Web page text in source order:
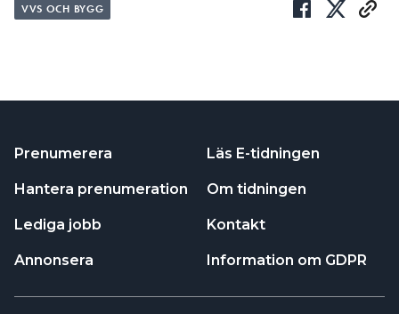
VVS OCH BYGG
Prenumerera
Hantera prenumeration
Lediga jobb
Annonsera
Läs E-tidningen
Om tidningen
Kontakt
Information om GDPR